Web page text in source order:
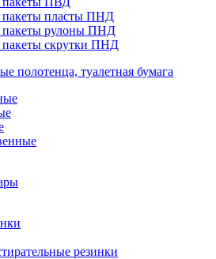
пласты ПНД
пакеты рулоны ПНД
скрутки ПНД
полотенца, туалетная бумага
резинки